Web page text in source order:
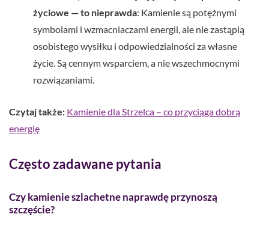
życiowe — to nieprawda: Kamienie są potężnymi
symbolami i wzmacniaczami energii, ale nie zastąpią
osobistego wysiłku i odpowiedzialności za własne
życie. Są cennym wsparciem, a nie wszechmocnymi
rozwiązaniami.
Czytaj także: Kamienie dla Strzelca – co przyciąga dobrą
energię
Często zadawane pytania
Czy kamienie szlachetne naprawdę przynoszą
szczęście?